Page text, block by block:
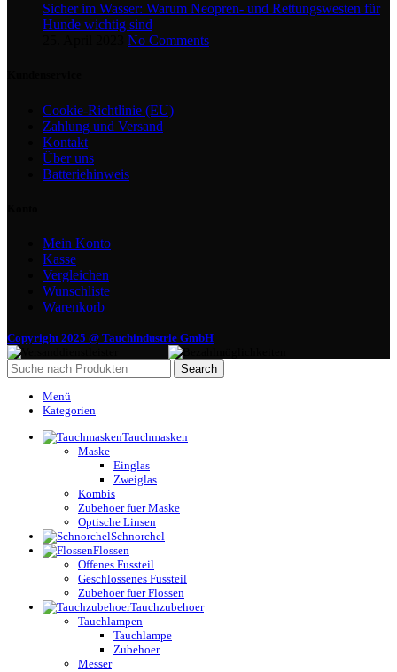
Sicher im Wasser: Warum Neopren- und Rettungswesten für
Hunde wichtig sind
No Comments
Cookie-Richtlinie (EU)
Zahlung und Versand
Kontakt
Über uns
Batteriehinweis
Mein Konto
Kasse
Vergleichen
Wunschliste
Warenkorb
Copyright 2025 @ Tauchindustrie GmbH
Search
Menü
Kategorien
Tauchmasken
Maske
Einglas
Zweiglas
Kombis
Zubehoer fuer Maske
Optische Linsen
Schnorchel
Flossen
Offenes Fussteil
Geschlossenes Fussteil
Zubehoer fuer Flossen
Tauchzubehoer
Tauchlampen
Tauchlampe
Zubehoer
Messer